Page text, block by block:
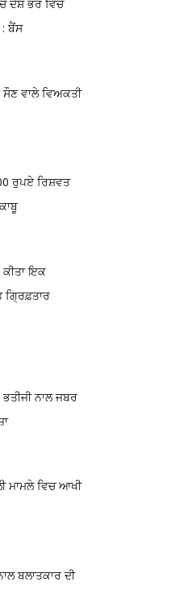
ਦੇਸ਼ ਭਰ ਵਿਚੋਂ
ਬੈਂਸ
ਵਾਲੇ ਵਿਅਕਤੀ
ਰੁਪਏ ਰਿਸ਼ਵਤ
ਇਕ
ਨਾਲ ਜਬਰ
ਮਾਮਲੇ ਵਿਚ ਆਖੀ
ਬਲਾਤਕਾਰ ਦੀ